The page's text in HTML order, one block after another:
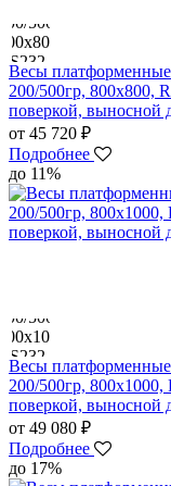
Весы
200/500гр, 800х800,
поверкой, выносной
от 45 720 ₽
Подробнее
до 11%
Весы
200/500гр,
поверкой, выносной
от 49 080 ₽
Подробнее
до 17%